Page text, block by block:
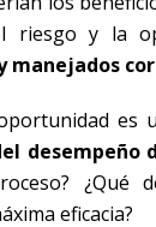
riesgo y la
manejados
es
desempeño
¿Qué
eficacia?